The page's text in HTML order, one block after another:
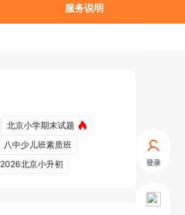
登录
服务说明
北京小学期末试题
八中少儿班素质班
2026北京小升初